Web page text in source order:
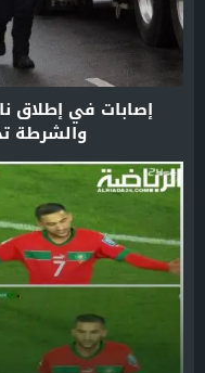
إصابات في إطلاق
والشرطة